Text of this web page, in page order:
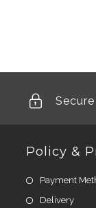
Policy &
Payment
Delivery